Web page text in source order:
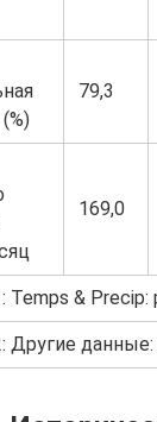
79,3
169,0
Temps & Precip:
Другие